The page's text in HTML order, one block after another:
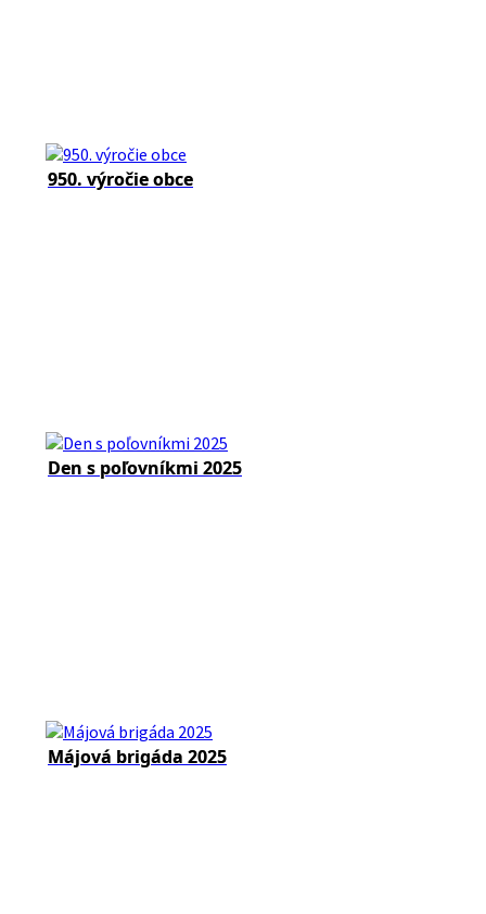
950. výročie obce
Den s poľovníkmi 2025
Májová brigáda 2025